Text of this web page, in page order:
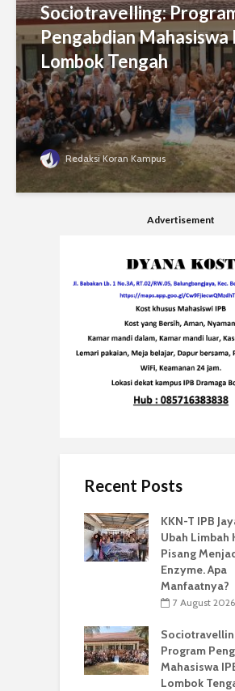
Sociotravelling:
Pengabdian Mahasiswa
Lombok Tengah
Redaksi Koran Kampus
Advertisement
Recent Posts
KKN-T IPB
Ubah Limbah
Pisang
Enzyme. Apa
Manfaatnya?
7 August
Program
Mahasiswa
Lombok